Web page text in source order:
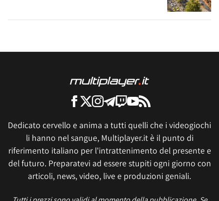
Dedicato cervello e anima a tutti quelli che i videogiochi
li hanno nel sangue, Multiplayer.it è il punto di
riferimento italiano per l'intrattenimento del presente e
del futuro. Preparatevi ad essere stupiti ogni giorno con
articoli, news, video, live e produzioni geniali.